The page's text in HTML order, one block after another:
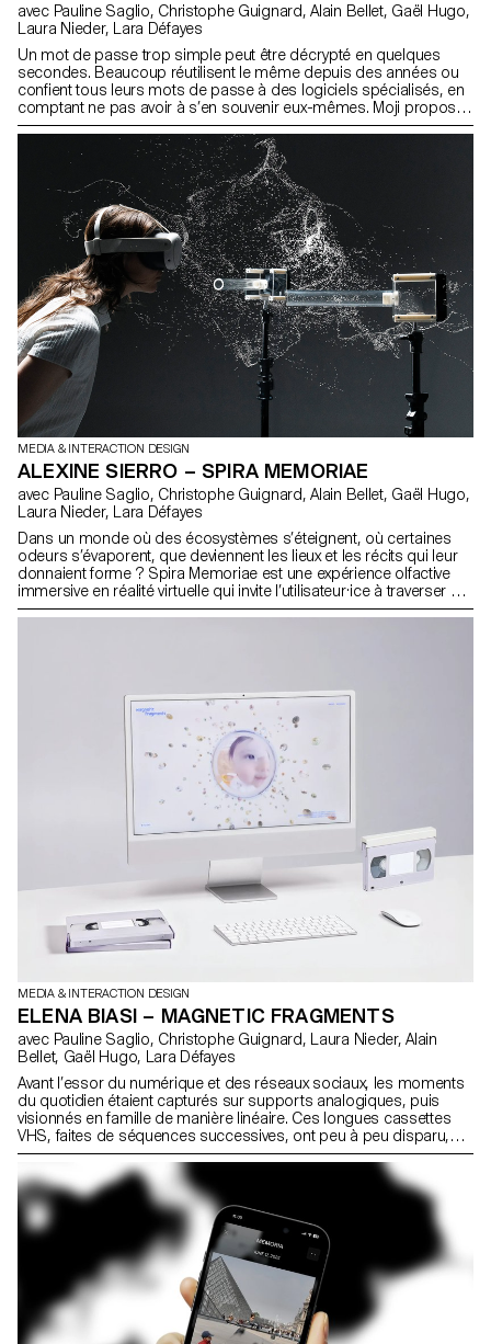
avec Pauline Saglio, Christophe Guignard, Alain Bellet, Gaël Hugo,
Laura Nieder, Lara Défayes
Un mot de passe trop simple peut être décrypté en quelques
secondes. Beaucoup réutilisent le même depuis des années ou
confient tous leurs mots de passe à des logiciels spécialisés, en
comptant ne pas avoir à s’en souvenir eux-mêmes. Moji propose
une alternative ludique et accessible pour renforcer notre sécurité
numérique, sans complexité. Pensée pour les personnes peu à
l’aise avec ces enjeux, l’application accompagne l’utilisateur pas à
pas, guidé par Moji - un petit personnage qui simplifie la création
de mots de passe et rend leur mémorisation plus intuitive.
L’ensemble de l’expérience est conçu pour être fluide et non
anxiogène, transformant ainsi une tâche souvent pénible en un
moment simple, guidé et rassurant.
MEDIA & INTERACTION DESIGN
ALEXINE SIERRO – SPIRA MEMORIAE
avec Pauline Saglio, Christophe Guignard, Alain Bellet, Gaël Hugo,
Laura Nieder, Lara Défayes
Dans un monde où des écosystèmes s’éteignent, où certaines
odeurs s’évaporent, que deviennent les lieux et les récits qui leur
donnaient forme ? Spira Memoriae est une expérience olfactive
immersive en réalité virtuelle qui invite l’utilisateur·ice à traverser un
monde sensoriel et fragmenté. Des parfums originaux, créés avec
olfactive, Spira Memoriae explore les tensions entre disparition et
persistance, industrie et territoire, réalité et reconstitution. L’odeur
y devient vecteur de récit, de transmission et de fiction partagée.
MEDIA & INTERACTION DESIGN
ELENA BIASI – MAGNETIC FRAGMENTS
avec Pauline Saglio, Christophe Guignard, Laura Nieder, Alain
Bellet, Gaël Hugo, Lara Défayes
Avant l’essor du numérique et des réseaux sociaux, les moments
du quotidien étaient capturés sur supports analogiques, puis
visionnés en famille de manière linéaire. Ces longues cassettes
VHS, faites de séquences successives, ont peu à peu disparu,
victimes de leur obsolescence. Magnetic Fragments propose de
redécouvrir ces souvenirs oubliés via une interface web
tridimensionnelle où chaque bulle incarne un souvenir à explorer
et commenter. Destinée à un cercle privé, la plateforme
collaborative offre une navigation libre, revisitant les fragments de
souvenirs de façon dynamique et rompant avec la structure
monotone des anciens visionnages. Magnetic Fragments devient
ainsi un lieu de transmission intergénérationnelle où le passé se
partage dans le présent.